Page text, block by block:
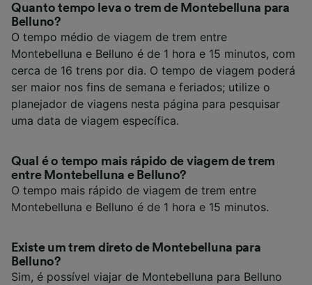
Quanto tempo leva o trem de Montebelluna para
Belluno?
O tempo médio de viagem de trem entre
Montebelluna e Belluno é de 1 hora e 15 minutos, com
cerca de 16 trens por dia. O tempo de viagem poderá
ser maior nos fins de semana e feriados; utilize o
planejador de viagens nesta página para pesquisar
uma data de viagem específica.
Qual é o tempo mais rápido de viagem de trem
entre Montebelluna e Belluno?
O tempo mais rápido de viagem de trem entre
Montebelluna e Belluno é de 1 hora e 15 minutos.
Existe um trem direto de Montebelluna para
Belluno?
Sim, é possível viajar de Montebelluna para Belluno